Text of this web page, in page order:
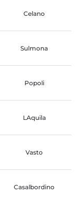
Celano
Sulmona
Popoli
LAquila
Vasto
Casalbordino